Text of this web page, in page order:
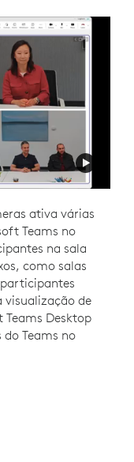
ativa várias
Teams no
na sala
como salas
de
Desktop
do Teams no
para viabilizar
ambiente de
do Zoom
na sala
em
a mesma
ouvidas como